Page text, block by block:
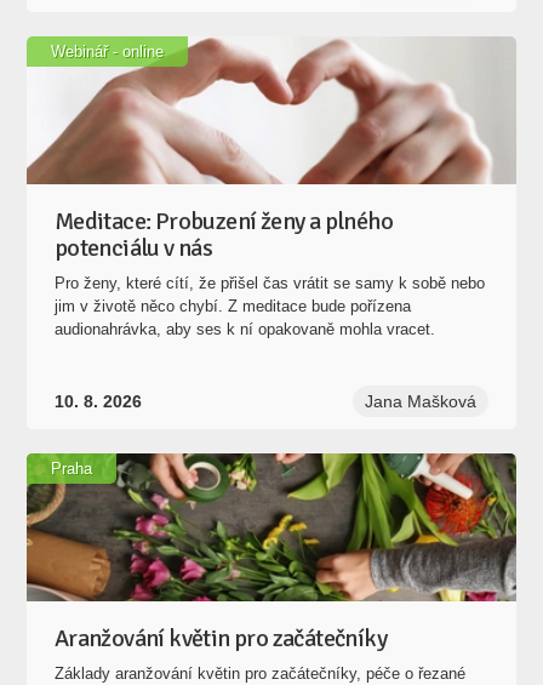
Meditace: Probuzení ženy a plného
potenciálu v nás
Pro ženy, které cítí, že přišel čas vrátit se samy k sobě nebo
jim v životě něco chybí. Z meditace bude pořízena
audionahrávka, aby ses k ní opakovaně mohla vracet.
10. 8. 2026 Jana Mašková
Webinář - online
Aranžování květin pro začátečníky
Základy aranžování květin pro začátečníky, péče o řezané
Praha